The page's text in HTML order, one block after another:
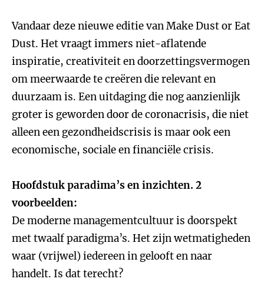
Vandaar deze nieuwe editie van Make Dust or Eat
Dust. Het vraagt immers niet-aflatende
inspiratie, creativiteit en doorzettingsvermogen
om meerwaarde te creëren die relevant en
duurzaam is. Een uitdaging die nog aanzienlijk
groter is geworden door de coronacrisis, die niet
alleen een gezondheidscrisis is maar ook een
economische, sociale en financiële crisis.
Hoofdstuk paradima’s en inzichten. 2
voorbeelden:
De moderne managementcultuur is doorspekt
met twaalf paradigma’s. Het zijn wetmatigheden
waar (vrijwel) iedereen in gelooft en naar
handelt. Is dat terecht?